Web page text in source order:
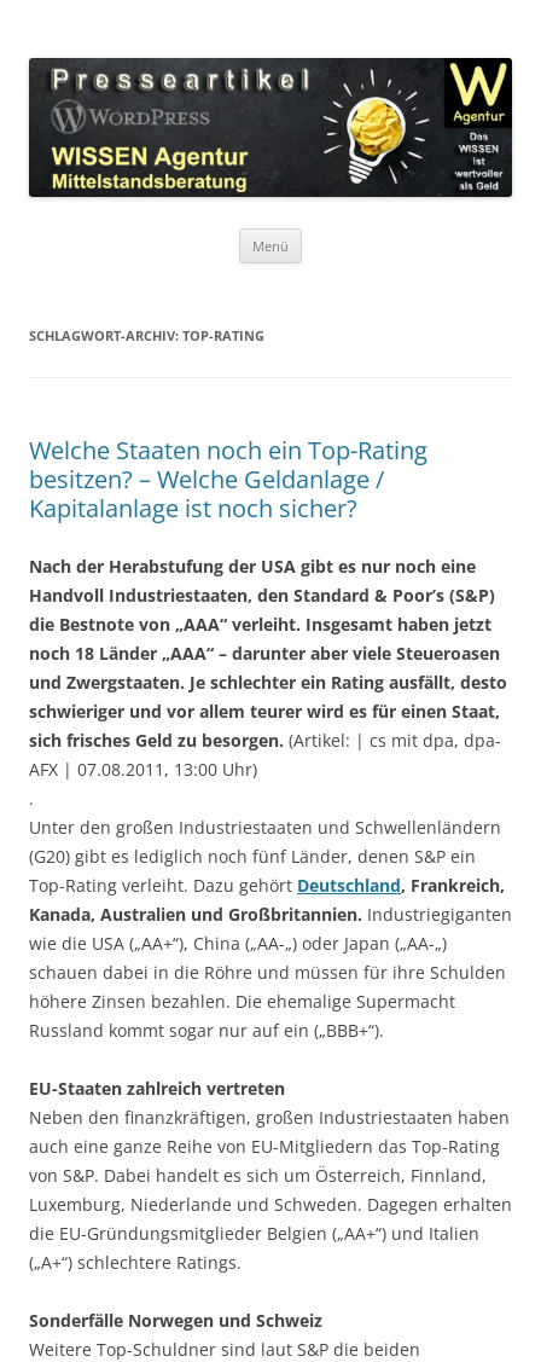
Agentur
Menü
SCHLAGWORT-ARCHIV: TOP-RATING
Welche Staaten noch ein Top-Rating
besitzen? – Welche Geldanlage /
Kapitalanlage ist noch sicher?
Nach der Herabstufung der USA gibt es nur noch eine
Handvoll Industriestaaten, den Standard & Poor’s (S&P)
die Bestnote von „AAA“ verleiht. Insgesamt haben jetzt
noch 18 Länder „AAA“ – darunter aber viele Steueroasen
und Zwergstaaten. Je schlechter ein Rating ausfällt, desto
schwieriger und vor allem teurer wird es für einen Staat,
sich frisches Geld zu besorgen. (Artikel: | cs mit dpa, dpa-
AFX | 07.08.2011, 13:00 Uhr)
.
Unter den großen Industriestaaten und Schwellenländern
(G20) gibt es lediglich noch fünf Länder, denen S&P ein
Top-Rating verleiht. Dazu gehört Deutschland, Frankreich,
Kanada, Australien und Großbritannien. Industriegiganten
wie die USA („AA+“), China („AA-„) oder Japan („AA-„)
schauen dabei in die Röhre und müssen für ihre Schulden
höhere Zinsen bezahlen. Die ehemalige Supermacht
Russland kommt sogar nur auf ein („BBB+“).
EU-Staaten zahlreich vertreten
Neben den finanzkräftigen, großen Industriestaaten haben
auch eine ganze Reihe von EU-Mitgliedern das Top-Rating
von S&P. Dabei handelt es sich um Österreich, Finnland,
Luxemburg, Niederlande und Schweden. Dagegen erhalten
die EU-Gründungsmitglieder Belgien („AA+“) und Italien
(„A+“) schlechtere Ratings.
Sonderfälle Norwegen und Schweiz
Weitere Top-Schuldner sind laut S&P die beiden